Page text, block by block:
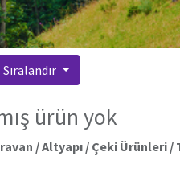
Sıralandır
ürün yok
/ Altyapı / Çeki Ürünleri /